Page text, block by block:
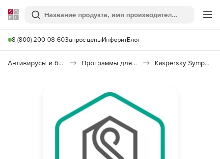
Softline
Поиск
8 (800) 200-08-60Запрос ценыИнферитБлог
Антивирусы и безопасность Программы для защиты информации Kaspersky Symphony Security